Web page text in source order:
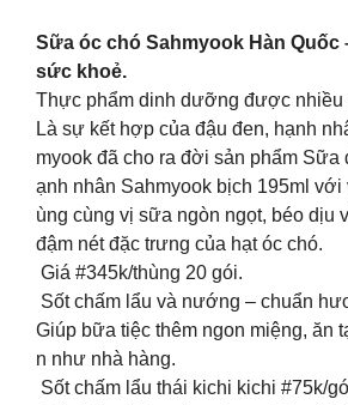
Sữa óc chó Sahmyook Hàn Quốc
sức khoẻ.
Thực phẩm dinh dưỡng được
Là sự kết hợp của đậu đen, hạnh
myook đã cho ra đời sản phẩm Sữa
ạnh nhân Sahmyook bịch 195ml
ùng cùng vị sữa ngòn ngọt, béo dịu
đậm nét đặc trưng của hạt óc chó.
Giá #345k/thùng 20 gói.
Sốt chấm lẩu và nướng – chuẩn
Giúp bữa tiệc thêm ngon miệng, ăn
n như nhà hàng.
Sốt chấm lẩu thái kichi kichi #75k/